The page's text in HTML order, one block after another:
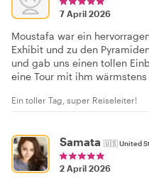
7 April 2026
Moustafa war ein
Exhibit und zu den
und gab uns einen tollen
eine Tour mit ihm
Ein toller Tag, super Reiseleiter!
Samata 🇺🇸United
2 April 2026